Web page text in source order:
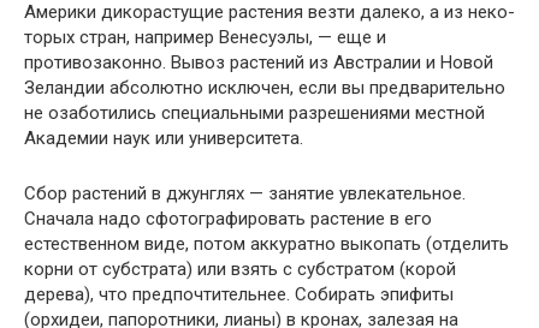
Америки дикорастущие растения везти далеко, а из неко­
торых стран, например Венесуэлы, — еще и
противозаконно. Вывоз растений из Австралии и Новой
Зеландии абсолютно исключен, если вы предваритель­но
не озаботились специальными разрешениями местной
Академии наук или университета.
Сбор растений в джунглях — занятие увлекательное.
Сначала надо сфо­тографировать растение в его
естественном виде, потом аккуратно выко­пать (отделить
корни от субстрата) или взять с субстратом (корой
дерева), что предпочтительнее. Собирать эпифиты
(орхидеи, папоротники, лианы) в кронах, залезая на